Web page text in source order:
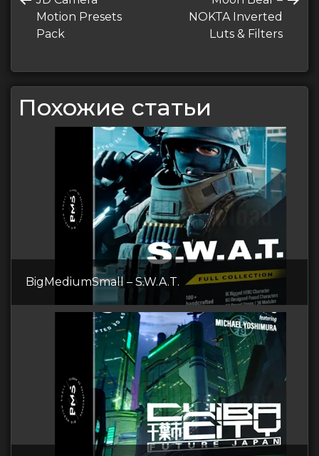
по
записям
запись
Motion Presets
Pack
запись
NOKTA Inverted
Luts & Filters
Похожие статьи
BigMediumSmall – S.W.A.T.